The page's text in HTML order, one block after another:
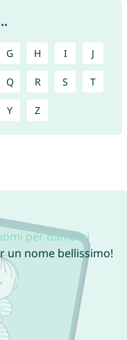
G H I J
Q R S T
Y Z
per bambini
un nome bellissimo!